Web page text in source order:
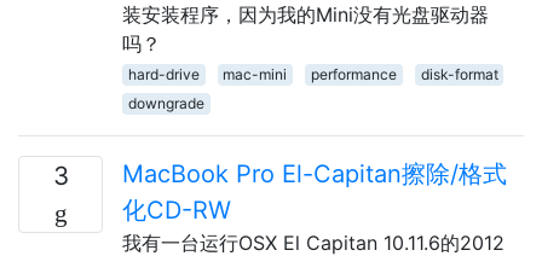
装安装程序，因为我的Mini没有光盘驱动器
吗？
hard-drive mac-mini performance
disk-format
downgrade
3
MacBook Pro El-Capitan擦除/格式
化CD-RW
我有一台运行OSX El Capitan 10.11.6的2012